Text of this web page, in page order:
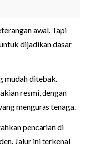
awal. Tapi
dijadikan dasar
mudah ditebak.
resmi, dengan
menguras tenaga.
pencarian di
Jalur ini terkenal